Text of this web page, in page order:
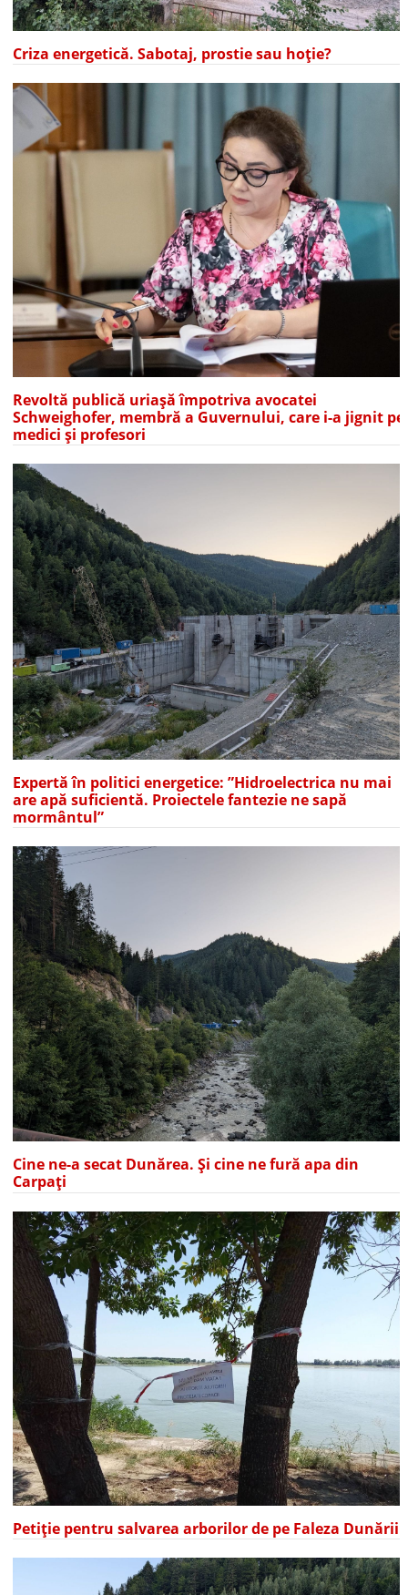
Criza energetică. Sabotaj, prostie sau hoție?
Revoltă publică uriașă împotriva avocatei
Schweighofer, membră a Guvernului, care i-a jignit pe
medici și profesori
Expertă în politici energetice: ”Hidroelectrica nu mai
are apă suficientă. Proiectele fantezie ne sapă
mormântul”
Cine ne-a secat Dunărea. Și cine ne fură apa din
Carpați
Petiție pentru salvarea arborilor de pe Faleza Dunării